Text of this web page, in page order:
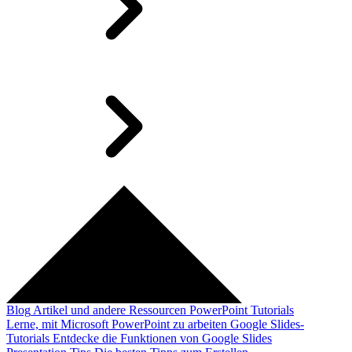
Blog Artikel und andere Ressourcen PowerPoint Tutorials
Lerne, mit Microsoft PowerPoint zu arbeiten Google Slides-
Tutorials Entdecke die Funktionen von Google Slides